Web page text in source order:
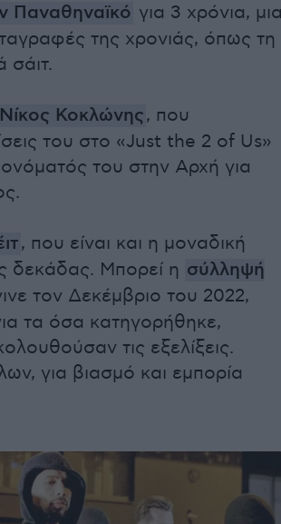
Παναθηναϊκό για 3 χρόνια,
της χρονιάς, όπως τη
σάιτ.
Νίκος Κοκλώνης, που
του στο «Just the 2 of Us»
του στην Αρχή για
, που είναι και η μοναδική
δεκάδας. Μπορεί η σύλληψή
τον Δεκέμβριο του 2022,
τα όσα κατηγορήθηκε,
τις εξελίξεις.
για βιασμό και εμπορία